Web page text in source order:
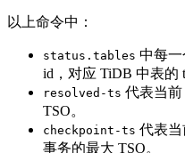
以上命令中：
status.tables 中每一
id，对应 TiDB 中表的
resolved-ts 代表当前
TSO。
checkpoint-ts 代表当
事务的最大 TSO。